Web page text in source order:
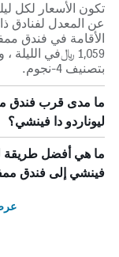
الأقامة في فندق
1,059 ﷼في
بتصنيف 4-نجوم.
ما مدى قرب فندق
ليوناردو دا فينشي؟
ما هي أفضل طريقة
فينشي إلى فندق